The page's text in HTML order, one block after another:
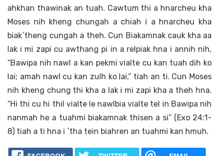
ahkhan thawinak an tuah. Cawtum thi a hnarcheu kha
Moses nih kheng chungah a chiah i a hnarcheu kha
biak`theng cungah a theh. Cun Biakamnak cauk kha aa
lak i mi zapi cu awthang pi in a relpiak hna i annih nih,
“Bawipa nih nawl a kan pekmi vialte cu kan tuah dih ko
lai; amah nawl cu kan zulh ko lai,” tiah an ti. Cun Moses
nih kheng chung thi kha a lak i mi zapi kha a theh hna.
“Hi thi cu hi thil vialte le nawlbia vialte tel in Bawipa nih
nanmah he a tuahmi biakamnak thisen a si” (Exo 24:1-
8) tiah a ti hna i `tha tein biahren an tuahmi kan hmuh.